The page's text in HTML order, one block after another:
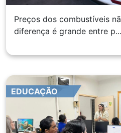
Preços dos combustíveis
diferença é grande entre p...
EDUCAÇÃO